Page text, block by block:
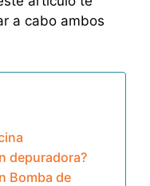
a cabo ambos
depuradora?
Bomba de